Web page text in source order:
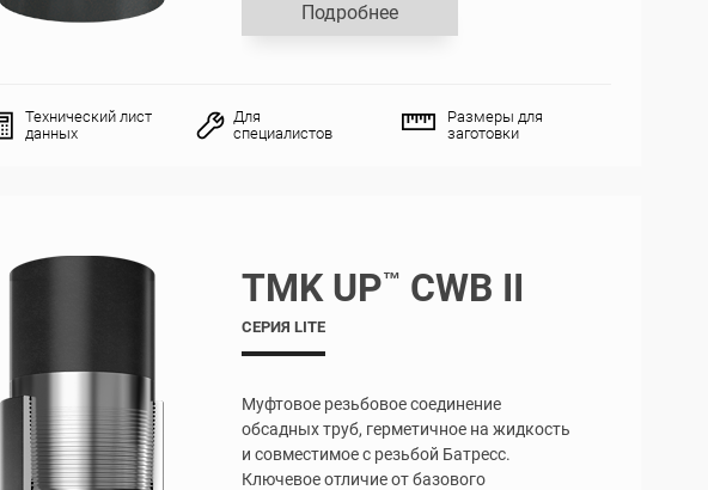
Подробнее
Технический лист
данных
Для
специалистов
Размеры для
заготовки
TMK UP™ CWB II
СЕРИЯ LITE
Муфтовое резьбовое соединение
обсадных труб, герметичное на жидкость
и совместимое с резьбой Батресс.
Ключевое отличие от базового